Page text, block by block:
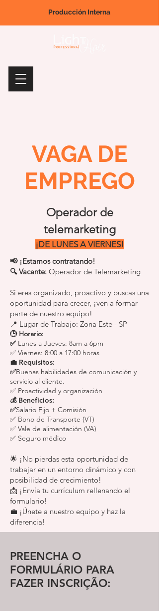
Producción Interna
VAGA DE
EMPREGO
Operador de
telemarketing
¡DE LUNES A VIERNES!
📢 ¡Estamos contratando!
🔍 Vacante: Operador de Telemarketing
Si eres organizado, proactivo y buscas una
oportunidad para crecer, ¡ven a formar
parte de nuestro equipo!
📍 Lugar de Trabajo: Zona Este - SP
🕒 Horario:
✅ Lunes a Jueves: 8am a 6pm
✅ Viernes: 8:00 a 17:00 horas
💼 Requisitos:
✅Buenas habilidades de comunicación y
servicio al cliente.
✅ Proactividad y organización
💰 Beneficios:
✅Salario Fijo + Comisión
✅ Bono de Transporte (VT)
✅ Vale de alimentación (VA)
✅ Seguro médico
🌟 ¡No pierdas esta oportunidad de
trabajar en un entorno dinámico y con
posibilidad de crecimiento!
📩 ¡Envía tu currículum rellenando el
formulario!
💼 ¡Únete a nuestro equipo y haz la
diferencia!
PREENCHA O
FORMULÁRIO PARA
FAZER INSCRIÇÃO: